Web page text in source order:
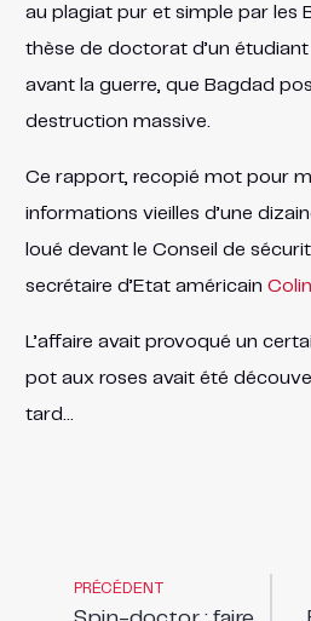
au plagiat pur et simple par les
thèse de doctorat d’un
avant la guerre, que Bagdad
destruction massive.
Ce rapport, recopié mot pour
informations vieilles d’une
loué devant le Conseil de
secrétaire d’Etat américain
L’affaire avait provoqué un
pot aux roses avait été
tard…
PRÉCÉDENT